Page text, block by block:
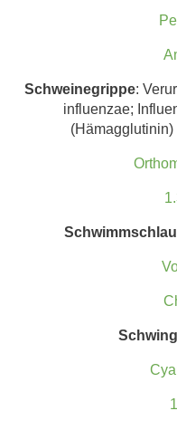
Schweinegrippe:
influenzae;